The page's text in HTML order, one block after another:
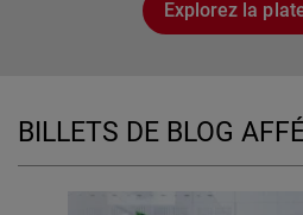
Explorez la
BILLETS DE BLOG